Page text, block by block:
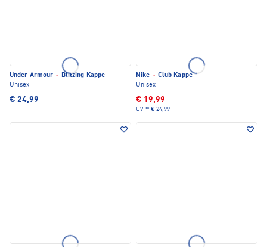
Under Armour ·
Blitzing Kappe
Unisex
€ 24,99
Nike · Club Kappe
Unisex
€ 19,99
UVP* € 24,99